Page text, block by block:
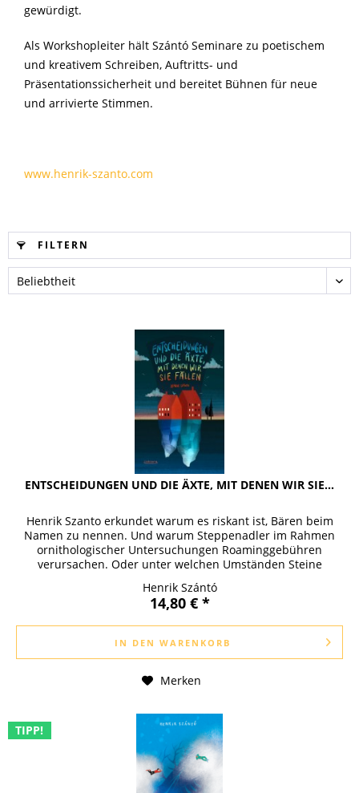
gewürdigt.
Als Workshopleiter hält Szántó Seminare zu poetischem
und kreativem Schreiben, Auftritts- und
Präsentationssicherheit und bereitet Bühnen für neue
und arrivierte Stimmen.
www.henrik-szanto.com
FILTERN
ENTSCHEIDUNGEN UND DIE ÄXTE, MIT DENEN WIR SIE...
Henrik Szanto erkundet warum es riskant ist, Bären beim
Namen zu nennen. Und warum Steppenadler im Rahmen
ornithologischer Untersuchungen Roaminggebühren
verursachen. Oder unter welchen Umständen Steine
Henrik Szántó
14,80 € *
IN DEN WARENKORB
Merken
TIPP!